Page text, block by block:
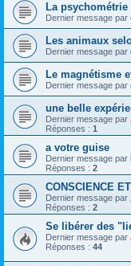
La psychométrie
Dernier message par
Les animaux
Dernier message par
Le magnétisme
Dernier message par
une belle
Dernier message par
Réponses : 1
a votre guise
Dernier message par
Réponses : 2
CONSCIENCE
Dernier message par
Réponses : 2
Se libérer des
Dernier message par
Réponses : 44